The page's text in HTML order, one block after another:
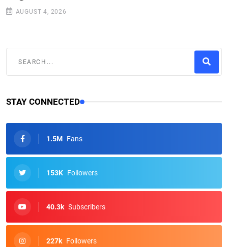
AUGUST 4, 2026
STAY CONNECTED
1.5M Fans
153K Followers
40.3k Subscribers
227k Followers